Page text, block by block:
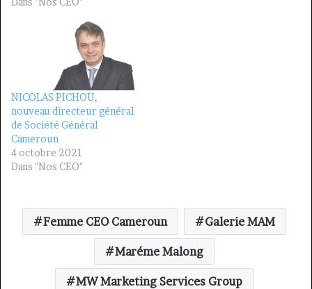
NICOLAS PICHOU,
nouveau directeur général
de Société Général
Cameroun
4 octobre 2021
Dans "Nos CEO"
Femme CEO Cameroun Galerie MAM
Maréme Malong
MW Marketing Services Group